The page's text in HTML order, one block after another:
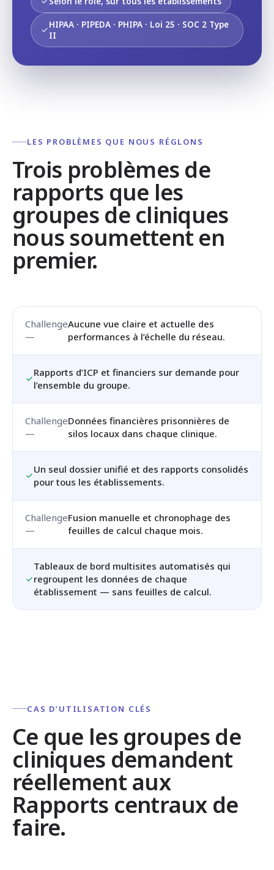
HIPAA · PIPEDA · PHIPA · Loi 25 · SOC 2 Type
II
LES PROBLÈMES QUE NOUS RÉGLONS
Trois problèmes de
rapports que les
groupes de cliniques
nous soumettent en
premier.
Aucune vue claire et actuelle des
performances à l’échelle du réseau.
Rapports d’ICP et financiers sur demande pour
l’ensemble du groupe.
Données financières prisonnières de
silos locaux dans chaque clinique.
Un seul dossier unifié et des rapports consolidés
pour tous les établissements.
Fusion manuelle et chronophage des
feuilles de calcul chaque mois.
Tableaux de bord multisites automatisés qui
regroupent les données de chaque
établissement — sans feuilles de calcul.
CAS D’UTILISATION CLÉS
Ce que les groupes de
cliniques demandent
réellement aux
Rapports centraux de
faire.